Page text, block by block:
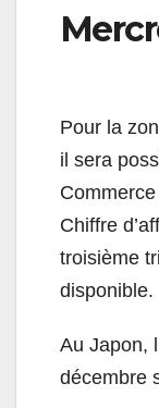
Pour la
il sera
Chiffre
troisième
disponible.
Au Japon,
décembre